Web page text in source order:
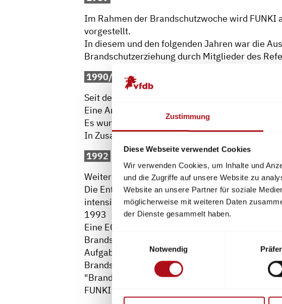
Zustimmung
Diese Webseite verwendet Cookies
Wir verwenden Cookies, um Inhalte und
und die Zugriffe auf unsere Website zu
Website an unsere Partner für soziale
möglicherweise mit weiteren Daten
der Dienste gesammelt haben.
Einwilligungsauswahl
Notwendig
Im Rahmen der Brandschutzwoche wird
vorgestellt.
In diesem und den folgenden Jahren war die
Brandschutzerziehung durch Mitglieder des
1990/1991
Seit der Wiedervereinigung Deutschlands sind
Eine Arbeitsgruppe befasst sich mit der
Es wurde das erste Malheft mit FUNKI fertig
In Zusammenarbeit mit der Universität Kiel soll
1992
Weitere Konzentration auf die Ausbildung von
Die Entwicklung eines zweiten FUNKI-
intensiviert.
1993
Eine EG-weite Regelung sieht den
Brandschutz in Betrieben durch die
Aufgabenbeschreibung des
Brandschutzvorschriften im Konzept fertig
"Brandschutz" vorlegen.
FUNKI wurde als Handpuppe entwickelt und